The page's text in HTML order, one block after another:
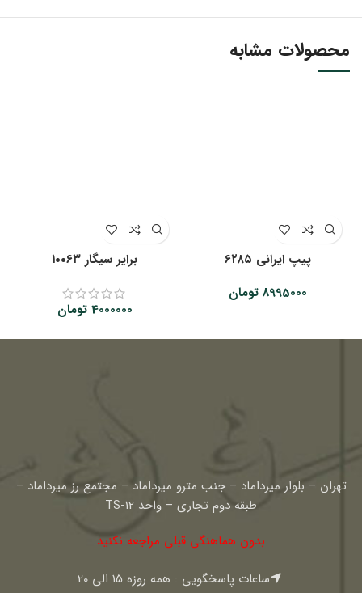
محصولات مشابه
پیپ ایرانی ۶۲۸۵
8995000 تومان
‌‌برایر سیگار ۱۰۰۶۳
4000000 تومان
تهران – بلوار میرداماد – جنب مترو میرداماد – مجتمع رز میرداماد –
طبقه دوم تجاری – واحد TS-12
بدون هماهنگی قبلی مراجعه نکنید
ساعات پاسخگویی : همه روزه 15 الی 20